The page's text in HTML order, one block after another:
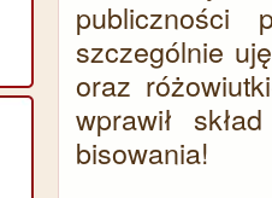
publiczności
szczególnie
oraz
wprawił
bisowania!